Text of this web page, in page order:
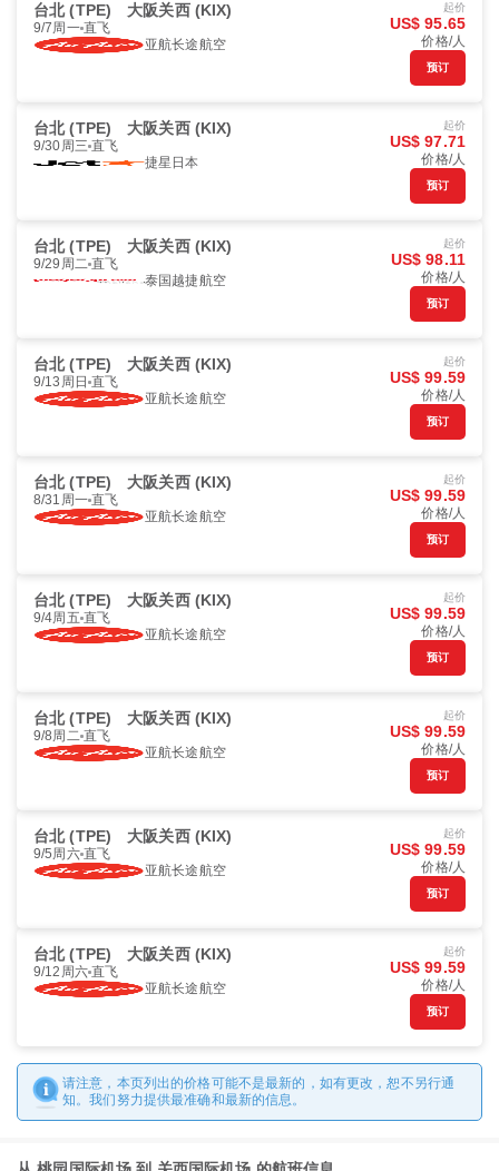
台北 (TPE) 大阪关西 (KIX)
9/7周一 直飞
亚航长途航空
起价
US$ 95.65
价格/人
预订
台北 (TPE) 大阪关西 (KIX)
9/30周三 直飞
捷星日本
起价
US$ 97.71
价格/人
预订
台北 (TPE) 大阪关西 (KIX)
9/29周二 直飞
泰国越捷航空
起价
US$ 98.11
价格/人
预订
台北 (TPE) 大阪关西 (KIX)
9/13周日 直飞
亚航长途航空
起价
US$ 99.59
价格/人
预订
台北 (TPE) 大阪关西 (KIX)
8/31周一 直飞
亚航长途航空
起价
US$ 99.59
价格/人
预订
台北 (TPE) 大阪关西 (KIX)
9/4周五 直飞
亚航长途航空
起价
US$ 99.59
价格/人
预订
台北 (TPE) 大阪关西 (KIX)
9/8周二 直飞
亚航长途航空
起价
US$ 99.59
价格/人
预订
台北 (TPE) 大阪关西 (KIX)
9/5周六 直飞
亚航长途航空
起价
US$ 99.59
价格/人
预订
台北 (TPE) 大阪关西 (KIX)
9/12周六 直飞
亚航长途航空
起价
US$ 99.59
价格/人
预订
请注意，本页列出的价格可能不是最新的，如有更改，恕不另行通
知。我们努力提供最准确和最新的信息。